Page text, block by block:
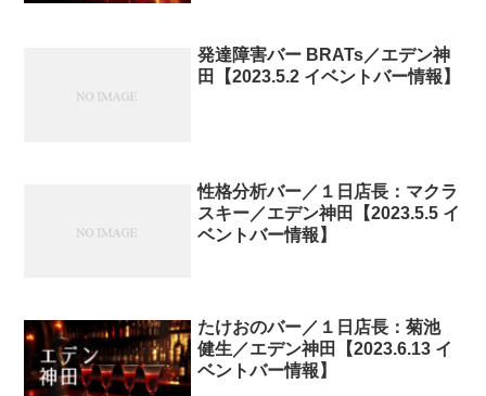
発達障害バー BRATs／エデン神
田【2023.5.2 イベントバー情報】
性格分析バー／１日店長：マクラ
スキー／エデン神田【2023.5.5 イ
ベントバー情報】
たけおのバー／１日店長：菊池
健生／エデン神田【2023.6.13 イ
ベントバー情報】